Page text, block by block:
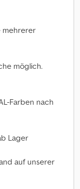
mehrerer
möglich.
Farben nach
Lager
auf unserer